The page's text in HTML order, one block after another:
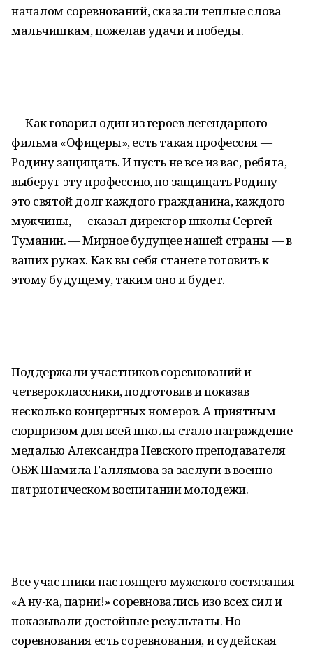
началом соревнований, сказали теплые слова
мальчишкам, пожелав удачи и победы.
— Как говорил один из героев легендарного
фильма «Офицеры», есть такая профессия —
Родину защищать. И пусть не все из вас, ребята,
выберут эту профессию, но защищать Родину —
это святой долг каждого гражданина, каждого
мужчины, — сказал директор школы Сергей
Туманин. — Мирное будущее нашей страны — в
ваших руках. Как вы себя станете готовить к
этому будущему, таким оно и будет.
Поддержали участников соревнований и
четвероклассники, подготовив и показав
несколько концертных номеров. А приятным
сюрпризом для всей школы стало награждение
медалью Александра Невского преподавателя
ОБЖ Шамила Галлямова за заслуги в военно-
патриотическом воспитании молодежи.
Все участники настоящего мужского состязания
«А ну-ка, парни!» соревновались изо всех сил и
показывали достойные результаты. Но
соревнования есть соревнования, и судейская